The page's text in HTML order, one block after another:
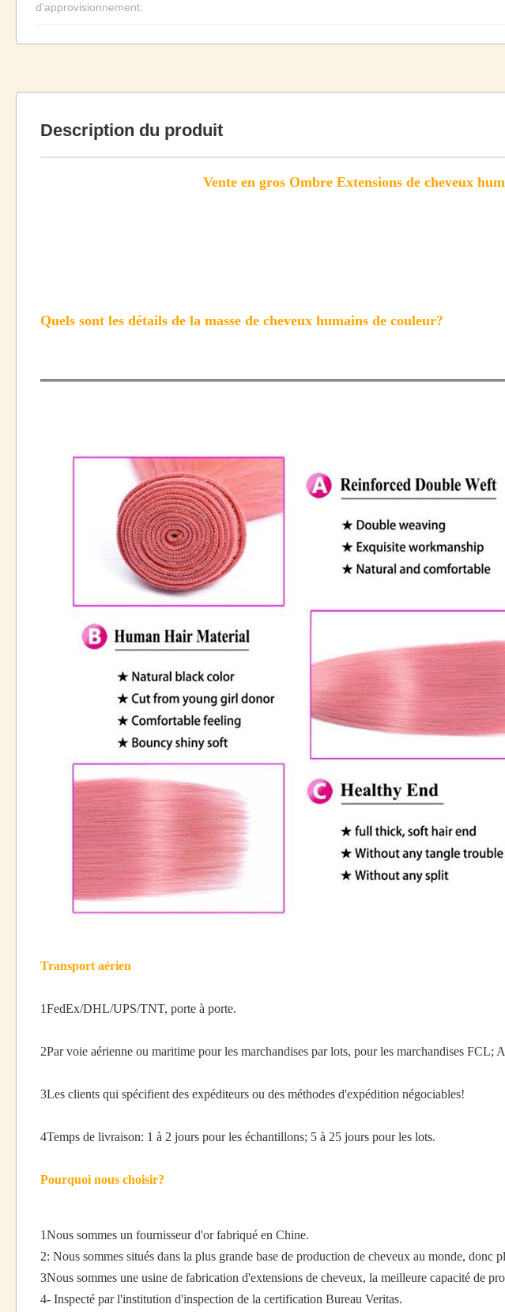
d'approvisionnement:
Description du produit
Vente en gros Ombre Extensions de cheveux
Quels sont les détails de la masse de cheveux humains de couleur?
Catégorie 9A 10A
1 Doux, brillant et propre, sans poux ni tricot
2 Nous promettons de ne pas se mêler, de ne pas déverser
3 Pas de poils synthétiques, pas de mélange de poils d'animaux
5 Peut être repassé et teint, voire blanchi
6 Nous promettons que nos cheveux sont de haute qualité cheveux
le marché des cheveux.
Prix de gros, prix d'usine
transformé
Sans traitement, peut être teint et repassé
cheveux
Noir naturel ((1B), d'autres couleurs de brun foncé, brun clair, blonde
être personnalisées.
Poids du
produit
100 g/pc
Transport aérien
1FedEx/DHL/UPS/TNT, porte à porte.
2Par voie aérienne ou maritime pour les marchandises par lots, pour les marchandises FCL;
3Les clients qui spécifient des expéditeurs ou des méthodes d'expédition négociables!
4Temps de livraison: 1 à 2 jours pour les échantillons; 5 à 25 jours pour les lots.
Pourquoi nous choisir?
1Nous sommes un fournisseur d'or fabriqué en Chine.
2: Nous sommes situés dans la plus grande base de production de cheveux au monde, donc
3Nous sommes une usine de fabrication d'extensions de cheveux, la meilleure capacité de
4- Inspecté par l'institution d'inspection de la certification Bureau Veritas.